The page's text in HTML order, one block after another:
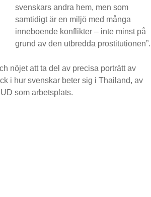
svenskars andra hem, men som
samtidigt är en miljö med många
inneboende konflikter – inte minst på
grund av den utbredda prostitutionen”.
nöjet att ta del av precisa porträtt av
i hur svenskar beter sig i Thailand, av
som arbetsplats.